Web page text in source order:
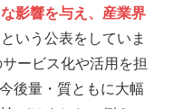
影響を与え、産業界
という公表をしていま
ービス化や活用を担
後量・質ともに大幅